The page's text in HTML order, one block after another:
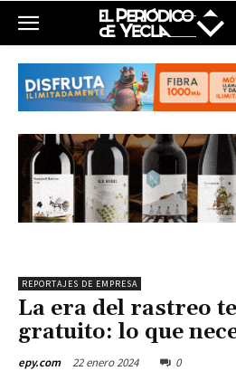
REPORTAJES DE EMPRESA
La era del rastreo
gratuito: lo que
epy.com 22 enero 2024 0